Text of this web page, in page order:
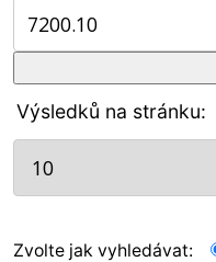
Výsledků na stránku:
Zvolte jak vyhledávat: